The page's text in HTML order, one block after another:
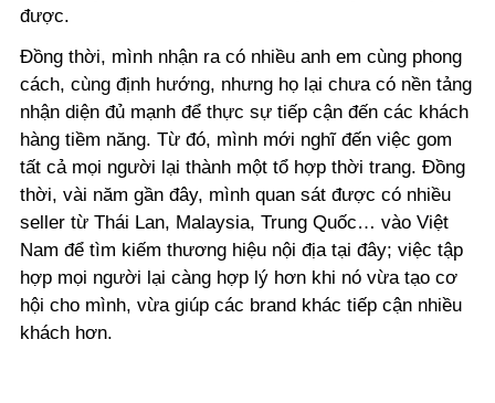
được.
Đồng thời, mình nhận ra có nhiều anh em cùng phong
cách, cùng định hướng, nhưng họ lại chưa có nền tảng
nhận diện đủ mạnh để thực sự tiếp cận đến các khách
hàng tiềm năng. Từ đó, mình mới nghĩ đến việc gom
tất cả mọi người lại thành một tổ hợp thời trang. Đồng
thời, vài năm gần đây, mình quan sát được có nhiều
seller từ Thái Lan, Malaysia, Trung Quốc… vào Việt
Nam để tìm kiếm thương hiệu nội địa tại đây; việc tập
hợp mọi người lại càng hợp lý hơn khi nó vừa tạo cơ
hội cho mình, vừa giúp các brand khác tiếp cận nhiều
khách hơn.